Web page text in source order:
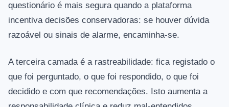
questionário é mais segura quando a plataforma
incentiva decisões conservadoras: se houver dúvida
razoável ou sinais de alarme, encaminha-se.
A terceira camada é a rastreabilidade: fica registado o
que foi perguntado, o que foi respondido, o que foi
decidido e com que recomendações. Isto aumenta a